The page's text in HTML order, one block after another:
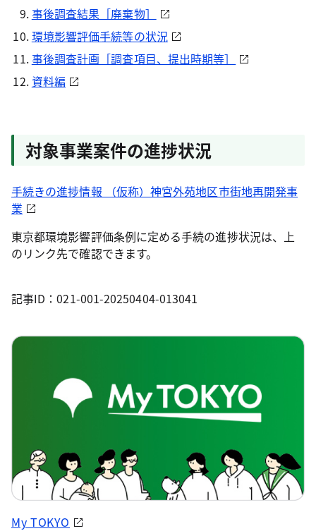
事後調査結果［廃棄物］
環境影響評価手続等の状況
事後調査計画［調査項目、提出時期等］
資料編
対象事業案件の進捗状況
手続きの進捗情報 （仮称）神宮外苑地区市街地再開発事
業
東京都環境影響評価条例に定める手続の進捗状況は、上
のリンク先で確認できます。
記事ID：021-001-20250404-013041
My TOKYO